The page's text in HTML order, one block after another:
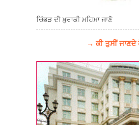
ਚਿੱਭੜ ਦੀ ਖ਼ੁਰਾਕੀ ਮਹਿਮਾ ਜਾਣੋ
→ ਕੀ ਤੁਸੀਂ ਜਾਣਦੇ